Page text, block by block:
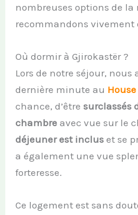
nombreuses options de la
recommandons vivement
Où dormir à Gjirokastër ?
Lors de notre séjour, nous
dernière minute au
chance, d’êtresurclassés
chambre avec vue sur le
déjeuner est inclus et se
a également une vue
forteresse.
Ce logement est sans